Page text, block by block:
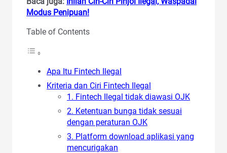
Modus Penipuan!
Table of Contents
Apa Itu Fintech Ilegal
Kriteria dan Ciri Fintech Ilegal
1. Fintech Ilegal tidak diawasi OJK
2. Ketentuan bunga tidak sesuai
dengan peraturan OJK
3. Platform download aplikasi yang
mencurigakan